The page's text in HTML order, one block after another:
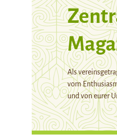
Als
vom
und von eurer